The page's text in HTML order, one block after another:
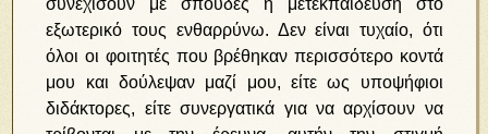
συνεχίσουν με σπουδές ή μετεκπαίδευση στο
εξωτερικό τους ενθαρρύνω. Δεν είναι τυχαίο, ότι
όλοι οι φοιτητές που βρέθηκαν περισσότερο κοντά
μου και δούλεψαν μαζί μου, είτε ως υποψήφιοι
διδάκτορες, είτε συνεργατικά για να αρχίσουν να